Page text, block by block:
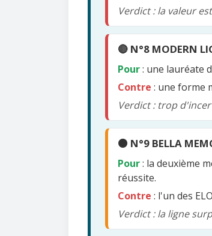
Verdict : la valeur
🔴 N°8 MODERN
Pour: une lauréate
Contre : une forme
Verdict : trop
🟠 N°9 BELLA
Pour: la deuxième
réussite.
Contre : l'un des
Verdict : la ligne